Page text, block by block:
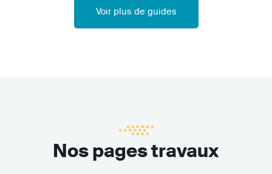
Voir plus de guides
Nos pages travaux